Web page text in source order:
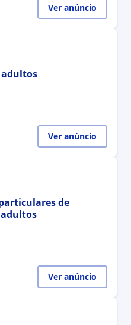
Ver anúncio
adultos
Ver anúncio
de
Ver anúncio